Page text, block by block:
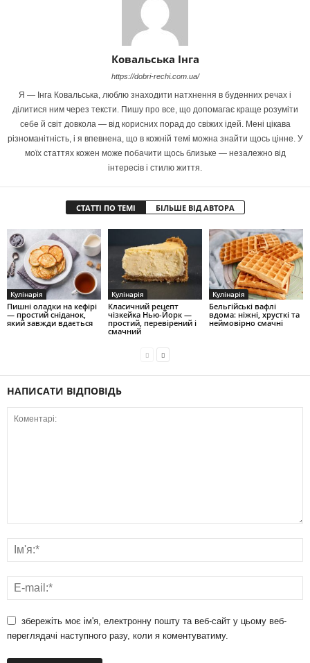
Ковальська Інга
https://dobri-rechi.com.ua/
Я — Інга Ковальська, люблю знаходити натхнення в буденних речах і
ділитися ним через тексти. Пишу про все, що допомагає краще розуміти
себе й світ довкола — від корисних порад до свіжих ідей. Мені цікава
різноманітність, і я впевнена, що в кожній темі можна знайти щось цінне. У
моїх статтях кожен може побачити щось близьке — незалежно від
інтересів і стилю життя.
СТАТТІ ПО ТЕМІ БІЛЬШЕ ВІД АВТОРА
Кулінарія
Пишні оладки на кефірі
— простий сніданок,
який завжди вдається
Кулінарія
Класичний рецепт
чізкейка Нью-Йорк —
простий, перевірений і
смачний
Кулінарія
Бельгійські вафлі
вдома: ніжні, хрусткі та
неймовірно смачні
НАПИСАТИ ВІДПОВІДЬ
збережіть моє ім'я, електронну пошту та веб-сайт у цьому веб-
переглядачі наступного разу, коли я коментуватиму.